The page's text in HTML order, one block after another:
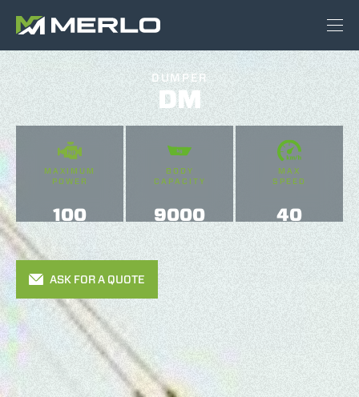
DUMPER
DM
MAXIMUM
POWER
100
BODY
CAPACITY
9000
MAX
SPEED
40
ASK FOR A QUOTE